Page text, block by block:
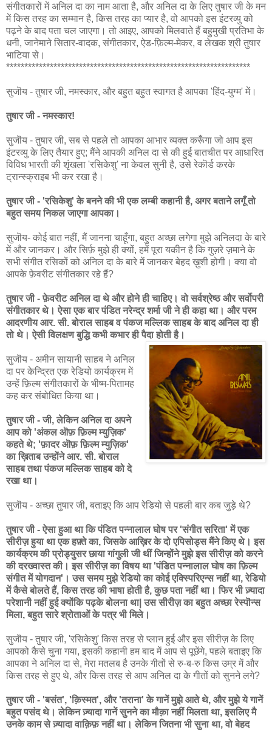
संगीतकारों में अनिल दा का नाम आता है, और अनिल दा के लिए तुषार जी के मन
में किस तरह का सम्मान है, किस तरह का प्यार है, वो आपको इस इंटरव्यु को
पढ़ने के बाद पता चल जाएगा। तो आइए, आपको मिलवाते हैं बहुमुखी प्रतिभा के
धनी, जानेमाने सितार-वादक, संगीतकार, ऐड-फ़िल्म-मेकर, व लेखक श्री तुषार
भाटिया से।
*******************************************************************
सुजॊय - तुषार जी, नमस्कार, और बहुत बहुत स्वागत है आपका 'हिंद-युग्म' में।
तुषार जी - नमस्कार!
सुजॊय - तुषार जी, सब से पहले तो आपका आभार व्यक्त करूँगा जो आप इस
इंटरव्यु के लिए तैयार हुए; मैंने आपकी अनिल दा से की हुई बातचीत पर आधारित
विविध भारती की शृंखला 'रसिकेशु' ना केवल सुनी है, उसे रेकॊर्ड करके
ट्रान्स्क्राइब भी कर रखा है।
तुषार जी - 'रसिकेशु' के बनने की भी एक लम्बी कहानी है, अगर बताने लगूँ तो
बहुत समय निकल जाएगा आपका।
सुजॊय- कोई बात नहीं, मैं जानना चाहूँगा, बहुत अच्छा लगेगा मुझे अनिलदा के बारे
में और जानकर। और सिर्फ़ मुझे ही क्यों, हमें पूरा यकीन है कि गुज़रे ज़माने के
सभी संगीत रसिकों को अनिल दा के बारे में जानकर बेहद ख़ुशी होगी। क्या वो
आपके फ़ेवरीट संगीतकार रहे हैं?
तुषार जी - फ़ेवरीट अनिल दा थे और होने ही चाहिए। वो सर्वश्रेष्ठ और सर्वोपरी
संगीतकार थे। ऐसा एक बार पंडित नरेन्द्र शर्मा जी ने ही कहा था। और परम
आदरणीय आर. सी. बोराल साहब व पंकज मल्लिक साहब के बाद अनिल दा ही
तो थे। ऐसी विलक्षण बुद्धि कभी कभार ही पैदा होती है।
सुजॊय - अमीन सायानी साहब ने अनिल
दा पर केन्द्रित एक रेडियो कार्यक्रम में
उन्हें फ़िल्म संगीतकारों के भीष्म-पितामह
कह कर संबोधित किया था।
तुषार जी - जी, लेकिन अनिल दा अपने
आप को 'अंकल ऒफ़ फ़िल्म म्युज़िक'
कहते थे; 'फ़ादर ऒफ़ फ़िल्म म्युज़िक'
का ख़िताब उन्होंने आर. सी. बोराल
साहब तथा पंकज मल्लिक साहब को दे
रखा था।
सुजॊय - अच्छा तुषार जी, बताइए कि आप रेडियो से पहली बार कब जुड़े थे?
तुषार जी - ऐसा हुआ था कि पंडित पन्नालाल घोष पर 'संगीत सरिता' में एक
सीरीज़ हुया था एक हफ़्ते का, जिसके आख़िर के दो एपिसोड्स मैंने किए थे। इस
कार्यक्रम की प्रोड्युसर छाया गांगुली जी थीं जिन्होंने मुझे इस सीरीज़ को करने
की दरख्वास्त की। इस सीरीज़ का विषय था 'पंडित पन्नालाल घोष का फ़िल्म
संगीत में योगदान'। उस समय मुझे रेडियो का कोई एक्स्पिरिएन्स नहीं था, रेडियो
में कैसे बोलते हैं, किस तरह की भाषा होती है, कुछ पता नहीं था। फिर भी ज़्यादा
परेशानी नहीं हुई क्योंकि पढ़के बोलना था| उस सीरीज़ का बहुत अच्छा रेस्पॊन्स
मिला, बहुत सारे श्रोताओं के पत्र भी मिले।
सुजॊय - तुषार जी, 'रसिकेशु' किस तरह से प्लान हुई और इस सीरीज़ के लिए
आपको कैसे चुना गया, इसकी कहानी हम बाद में आप से पूछेंगे, पहले बताइए कि
आपका ने अनिल दा से, मेरा मतलब है उनके गीतों से रु-ब-रु किस उम्र में और
किस तरह से हुए थे, और किस तरह से आप अनिल दा के गीतों को सुनने लगे?
तुषार जी - 'बसंत', 'क़िस्मत', और 'तराना' के गानें मुझे आते थे, और मुझे ये गानें
बहुत पसंद थे। लेकिन ज़्यादा गानें सुनने का मौक़ा नहीं मिलता था, इसलिए मै
उनके काम से ज़्यादा वाक़िफ़ नहीं था। लेकिन जितना भी सुना था, वो बेहद